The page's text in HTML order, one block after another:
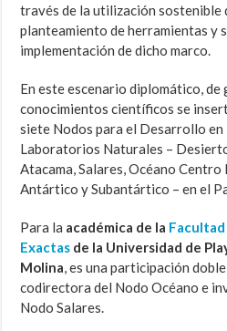
través de la utilización sostenible
planteamiento de herramientas y
implementación de dicho marco.
En este escenario diplomático,
conocimientos científicos se
siete Nodos para el Desarrollo
Laboratorios Naturales –
Atacama, Salares, Océano Centro
Antártico y Subantártico – en el
Para la académica de la
Exactas de la Universidad de
Molina, es una participación
codirectora del Nodo Océano e
Nodo Salares.